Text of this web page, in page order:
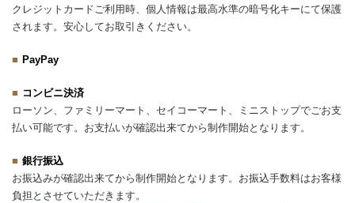
クレジットカードご利用時、個人情報は最高水準の暗号化キーにて保護
されます。安心してお取引きください。
PayPay
コンビニ決済
ローソン、ファミリーマート、セイコーマート、ミニストップでごお支
払い可能です。お支払いが確認出来てから制作開始となります。
銀行振込
お振込みが確認出来てから制作開始となります。お振込手数料はお客様
負担とさせていただきます。